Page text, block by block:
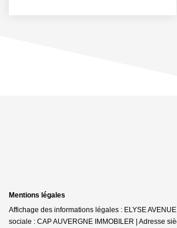
Mentions légales
Affichage des informations légales : ELYSE
sociale : CAP AUVERGNE IMMOBILER | Adresse